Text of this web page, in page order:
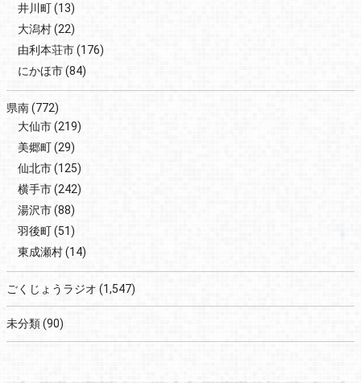
井川町(13)
大潟村(22)
由利本荘市(176)
にかほ市(84)
県南(772)
大仙市(219)
美郷町(29)
仙北市(125)
横手市(242)
湯沢市(88)
羽後町(51)
東成瀬村(14)
ごくじょうラジオ (1,547)
未分類(90)